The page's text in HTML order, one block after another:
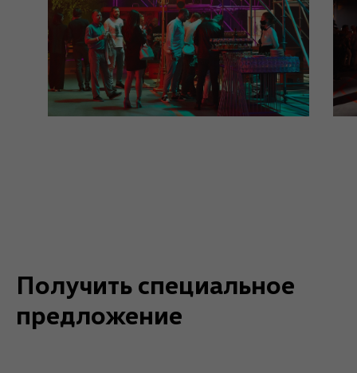
Получить специальное
предложение